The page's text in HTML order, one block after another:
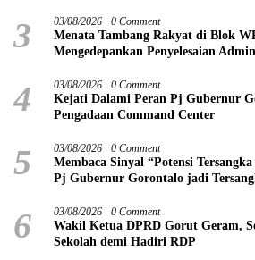
3 03/08/2026 0 Comment
Menata Tambang Rakyat di Blok
Mengedepankan Penyelesaian
4 03/08/2026 0 Comment
Kejati Dalami Peran Pj Gubernur
Pengadaan Command Center
5 03/08/2026 0 Comment
Membaca Sinyal “Potensi
Pj Gubernur Gorontalo jadi
6 03/08/2026 0 Comment
Wakil Ketua DPRD Gorut Geram,
Sekolah demi Hadiri RDP